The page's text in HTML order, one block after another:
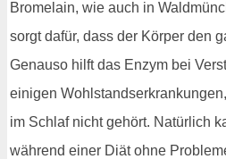
Bromelain, wie auch in
sorgt dafür, dass der Körper den
Genauso hilft das Enzym bei
einigen
im Schlaf nicht gehört. Natürlich
während einer Diät ohne